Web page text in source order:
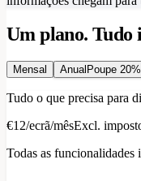
Um plano. Tudo
Mensal Anual Poupe 20%
Tudo o que precisa para
€12/ecrã/mêsExcl.
Todas as funcionalidades